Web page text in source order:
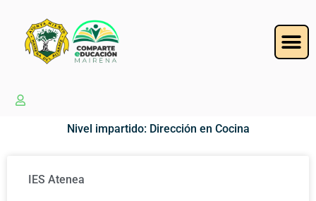
Nivel impartido: Dirección en Cocina
IES Atenea